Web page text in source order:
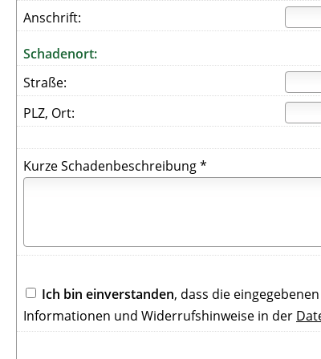
Anschrift:
Schadenort:
Straße:
PLZ, Ort:
Kurze Schadenbeschreibung *
Ich bin einverstanden, dass die
Informationen und Widerrufshinweise in der